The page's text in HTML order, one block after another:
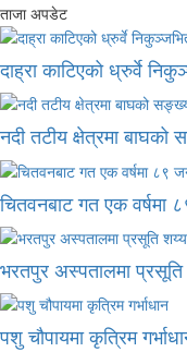
ताजा अपडेट
दाह्रा काटिएको ध्रुर्वे
नदी तटीय क्षेत्रमा बाघको
चितवनबाट गत एक वर्षमा
भरतपुर अस्पतालमा प्रसूति
पशु चौपायमा कृत्रिम